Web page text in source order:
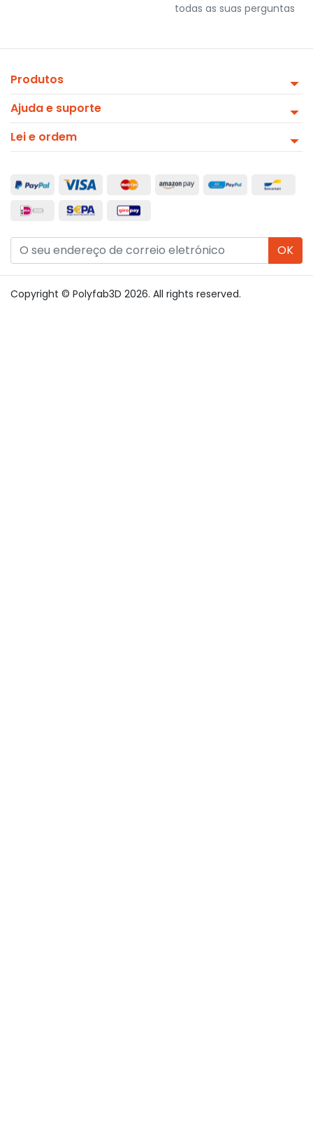
todas as suas perguntas
Produtos
Ajuda e suporte
Lei e ordem
OK
Copyright © Polyfab3D 2026. All rights reserved.